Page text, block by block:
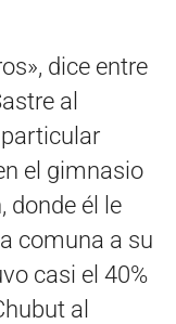
dice entre
al
el gimnasio
donde él le
comuna a su
casi el 40%
al